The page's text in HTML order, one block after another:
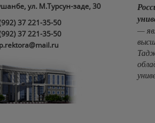
ул. М.Турсун-заде, 30
37 221-35-50
37 221-35-50
p.rektora@mail.ru
—